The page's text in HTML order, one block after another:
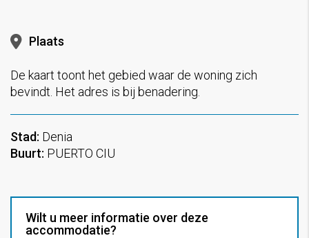
Plaats
De kaart toont het gebied waar de woning zich
bevindt. Het adres is bij benadering.
Stad: Denia
Buurt: PUERTO CIU
Wilt u meer informatie over deze
accommodatie?